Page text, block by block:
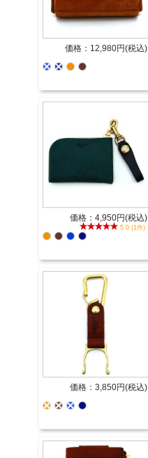
価格：12,980円(税込)
価格：4,950円(税込)
5.0 (1件)
価格：3,850円(税込)